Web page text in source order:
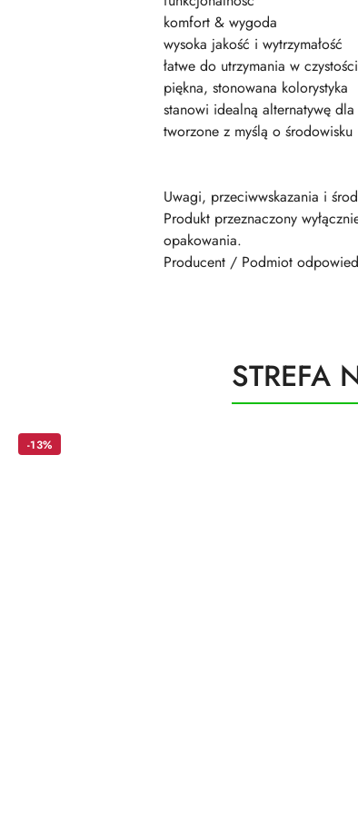
komfort & wygoda
wysoka jakość i wytrzymałość
łatwe do utrzymania w czystości
piękna, stonowana kolorystyka
stanowi idealną alternatywę
tworzone z myślą o środowisku
Uwagi, przeciwwskazania i
Produkt przeznaczony
opakowania.
Producent / Podmiot
Produkty
o
STREFA
-13%